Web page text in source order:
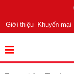
Giới thiệu Khuyến mại